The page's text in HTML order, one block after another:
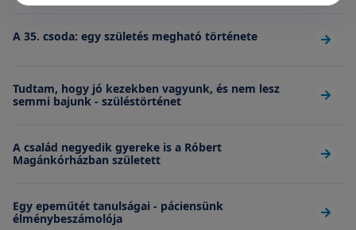
A 35. csoda: egy születés megható története
Tudtam, hogy jó kezekben vagyunk, és nem lesz
semmi bajunk - szüléstörténet
A család negyedik gyereke is a Róbert
Magánkórházban született
Egy epeműtét tanulságai - páciensünk
élménybeszámolója